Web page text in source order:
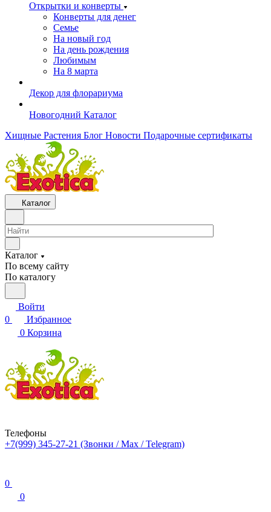
Открытки и конверты
Конверты для денег
Семье
На новый год
На день рождения
Любимым
На 8 марта
Декор для флорариума
Новогодний Каталог
Хищные Растения Блог Новости Подарочные сертификаты
Каталог
Каталог
По всему сайту
По каталогу
Войти
0
Избранное
0 Корзина
Телефоны
+7(999) 345-27-21 (Звонки / Max / Telegram)
0
0